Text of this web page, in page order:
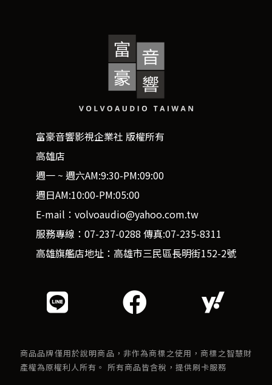
富豪音響影視企業社 版權所有
高雄店
週一 ~ 週六AM:9:30-PM:09:00
週日AM:10:00-PM:05:00
E-mail：volvoaudio@yahoo.com.tw
服務專線：07-237-0288 傳真:07-235-8311
高雄旗艦店地址：高雄市三民區長明街152-2號
商品品牌僅用於說明商品，非作為商標之使用，商標之智慧財
產權為原權利人所有。 所有商品皆含稅，提供刷卡服務